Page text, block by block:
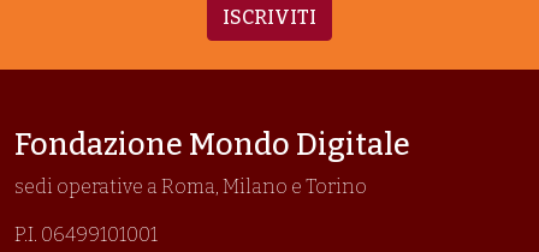
ISCRIVITI
Fondazione Mondo Digitale
sedi operative a Roma, Milano e Torino
P.I. 06499101001